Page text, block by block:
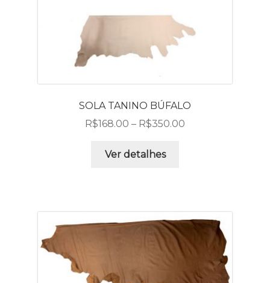
SOLA TANINO BÚFALO
R$168.00 – R$350.00
Ver detalhes